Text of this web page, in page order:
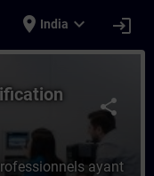
place India expand_more login
share
ayant